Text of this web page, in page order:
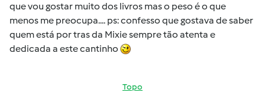
que vou gostar muito dos livros mas o peso é o que
menos me preocupa.... ps: confesso que gostava de saber
quem está por tras da Mixie sempre tão atenta e
dedicada a este cantinho
Topo